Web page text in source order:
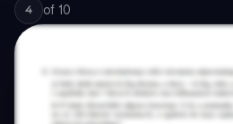
4 of 10